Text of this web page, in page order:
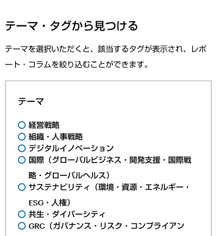
テーマ・タグから見つける
テーマを選択いただくと、該当するタグが表示され、レポ
ート・コラムを絞り込むことができます。
テーマ
経営戦略
組織・人事戦略
デジタルイノベーション
国際（グローバルビジネス・開発支援・国際戦
略・グローバルヘルス）
サステナビリティ（環境・資源・エネルギー・
ESG・人権）
共生・ダイバーシティ
GRC（ガバナンス・リスク・コンプライアン